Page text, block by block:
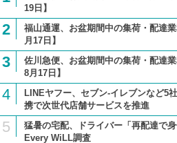
19日】
2
福山通運、お盆期間中の集荷・配達
月17日】
3
佐川急便、お盆期間中の集荷・配達
8月17日】
4
LINEヤフー、セブン-イレブンなど
携で次世代店舗サービスを推進
5
猛暑の宅配、ドライバー「再配達で
Every WiLL調査